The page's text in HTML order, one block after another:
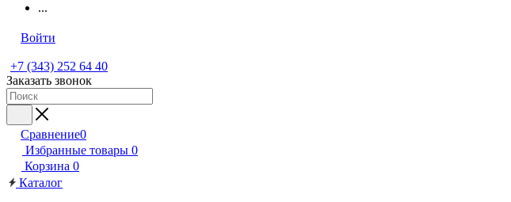
...
Войти
+7 (343) 252 64 40
Заказать звонок
Сравнение0
Избранные товары 0
Корзина 0
Каталог